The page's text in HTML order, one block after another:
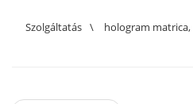
Szolgáltatás \ hologram matrica,